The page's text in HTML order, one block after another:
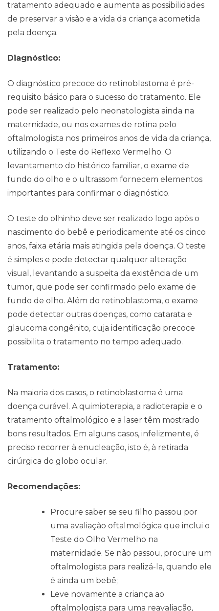
Contato
tratamento adequado e aumenta as possibilidades
de preservar a visão e a vida da criança acometida
pela doença.
Diagnóstico:
O diagnóstico precoce do retinoblastoma é pré-
requisito básico para o sucesso do tratamento. Ele
pode ser realizado pelo neonatologista ainda na
maternidade, ou nos exames de rotina pelo
oftalmologista nos primeiros anos de vida da criança,
utilizando o Teste do Reflexo Vermelho. O
levantamento do histórico familiar, o exame de
fundo do olho e o ultrassom fornecem elementos
importantes para confirmar o diagnóstico.
O teste do olhinho deve ser realizado logo após o
nascimento do bebê e periodicamente até os cinco
anos, faixa etária mais atingida pela doença. O teste
é simples e pode detectar qualquer alteração
visual, levantando a suspeita da existência de um
tumor, que pode ser confirmado pelo exame de
fundo de olho. Além do retinoblastoma, o exame
pode detectar outras doenças, como catarata e
glaucoma congênito, cuja identificação precoce
possibilita o tratamento no tempo adequado.
Tratamento:
Na maioria dos casos, o retinoblastoma é uma
doença curável. A quimioterapia, a radioterapia e o
tratamento oftalmológico e a laser têm mostrado
bons resultados. Em alguns casos, infelizmente, é
preciso recorrer à enucleação, isto é, à retirada
cirúrgica do globo ocular.
Recomendações:
Procure saber se seu filho passou por
uma avaliação oftalmológica que inclui o
Teste do Olho Vermelho na
maternidade. Se não passou, procure um
oftalmologista para realizá-la, quando ele
é ainda um bebê;
Leve novamente a criança ao
oftalmologista para uma reavaliação,